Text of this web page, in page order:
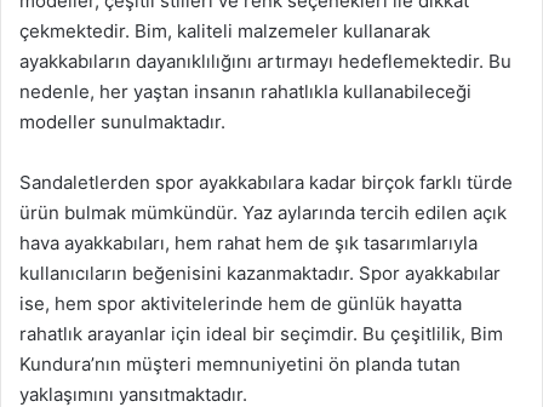
çekmektedir. Bim, kaliteli malzemeler kullanarak
ayakkabıların dayanıklılığını artırmayı hedeflemektedir. Bu
nedenle, her yaştan insanın rahatlıkla kullanabileceği
modeller sunulmaktadır.
Sandaletlerden spor ayakkabılara kadar birçok farklı türde
ürün bulmak mümkündür. Yaz aylarında tercih edilen açık
hava ayakkabıları, hem rahat hem de şık tasarımlarıyla
kullanıcıların beğenisini kazanmaktadır. Spor ayakkabılar
ise, hem spor aktivitelerinde hem de günlük hayatta
rahatlık arayanlar için ideal bir seçimdir. Bu çeşitlilik, Bim
Kundura’nın müşteri memnuniyetini ön planda tutan
yaklaşımını yansıtmaktadır.